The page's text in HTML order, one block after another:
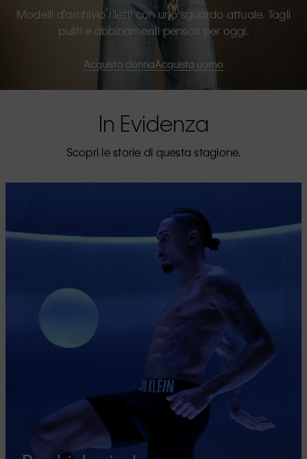
Modelli d’archivio riletti con uno sguardo attuale. Tagli
puliti e abbinamenti pensati per oggi.
Acquista donnaAcquista uomo
In Evidenza
Scopri le storie di questa stagione.